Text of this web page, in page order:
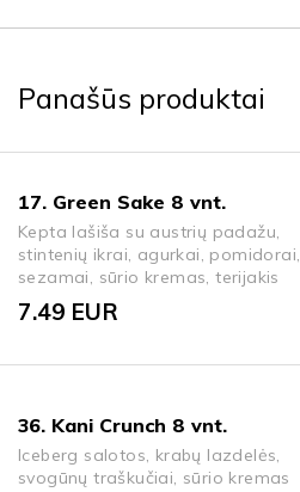
Panašūs produktai
17. Green Sake 8 vnt.
Kepta lašiša su austrių padažu,
stintenių ikrai, agurkai, pomidorai,
sezamai, sūrio kremas, terijakis
7.49 EUR
36. Kani Crunch 8 vnt.
Iceberg salotos, krabų lazdelės,
svogūnų traškučiai, sūrio kremas